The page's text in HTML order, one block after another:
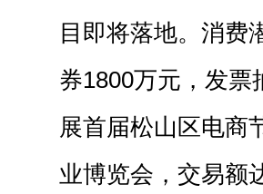
目即将落地。消费
券1800万元，发票
展首届松山区电商
业博览会，交易额